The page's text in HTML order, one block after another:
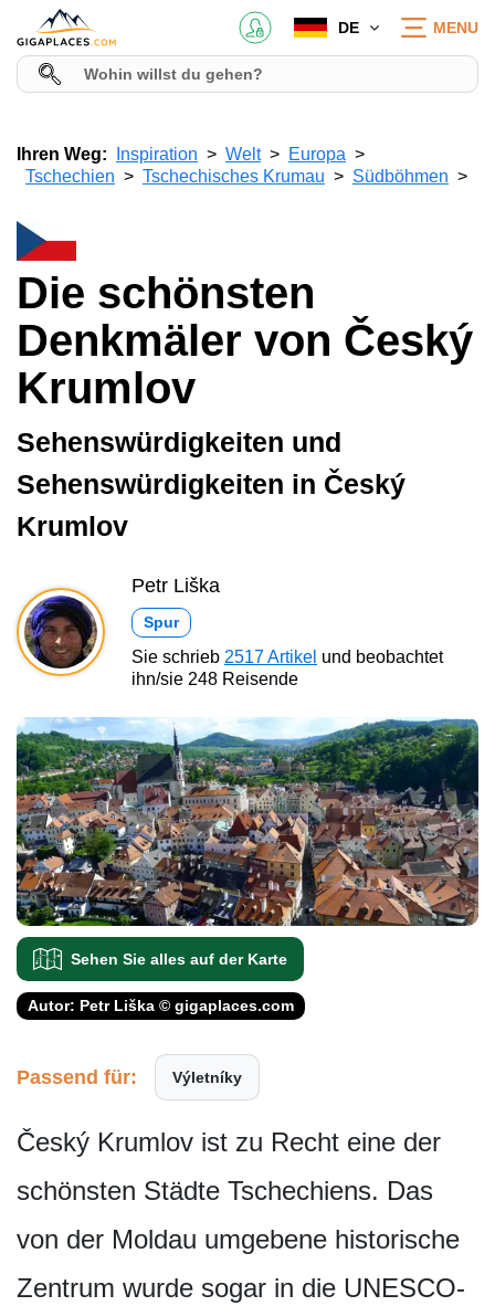
DE MENU
Ihren Weg: Inspiration Welt
Europa
Tschechien
Tschechisches Krumau Südböhmen
Die schönsten
Denkmäler von Český
Krumlov
Sehenswürdigkeiten und
Sehenswürdigkeiten in Český
Krumlov
Petr Liška
Spur
Sie schrieb 2517 Artikel und beobachtet
ihn/sie 248 Reisende
Sehen Sie alles auf der Karte
Autor: Petr Liška © gigaplaces.com
Passend für: Výletníky
Český Krumlov ist zu Recht eine der
schönsten Städte Tschechiens. Das
von der Moldau umgebene historische
Zentrum wurde sogar in die UNESCO-